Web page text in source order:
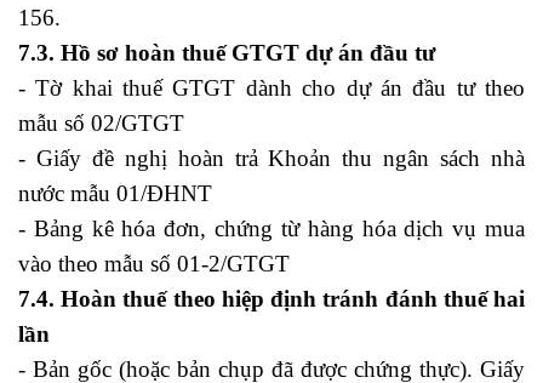
156.
7.3. Hồ sơ hoàn thuế GTGT dự án đầu tư
- Tờ khai thuế GTGT dành cho dự án đầu tư theo
mẫu số 02/GTGT
- Giấy đề nghị hoàn trả Khoản thu ngân sách nhà
nước mẫu 01/ĐHNT
- Bảng kê hóa đơn, chứng từ hàng hóa dịch vụ mua
vào theo mẫu số 01-2/GTGT
7.4. Hoàn thuế theo hiệp định tránh đánh thuế hai
lần
- Bản gốc (hoặc bản chụp đã được chứng thực). Giấy